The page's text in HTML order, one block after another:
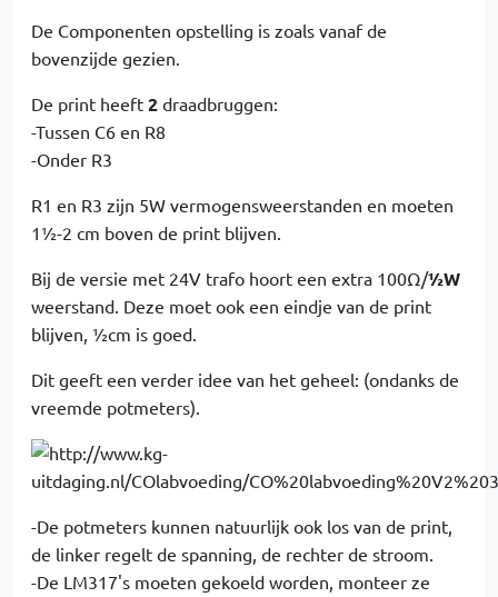
De Componenten opstelling is zoals vanaf de
bovenzijde gezien.
De print heeft 2 draadbruggen:
-Tussen C6 en R8
-Onder R3
R1 en R3 zijn 5W vermogensweerstanden en moeten
1½-2 cm boven de print blijven.
Bij de versie met 24V trafo hoort een extra 100Ω/½W
weerstand. Deze moet ook een eindje van de print
blijven, ½cm is goed.
Dit geeft een verder idee van het geheel: (ondanks de
vreemde potmeters).
-De potmeters kunnen natuurlijk ook los van de print,
de linker regelt de spanning, de rechter de stroom.
-De LM317's moeten gekoeld worden, monteer ze